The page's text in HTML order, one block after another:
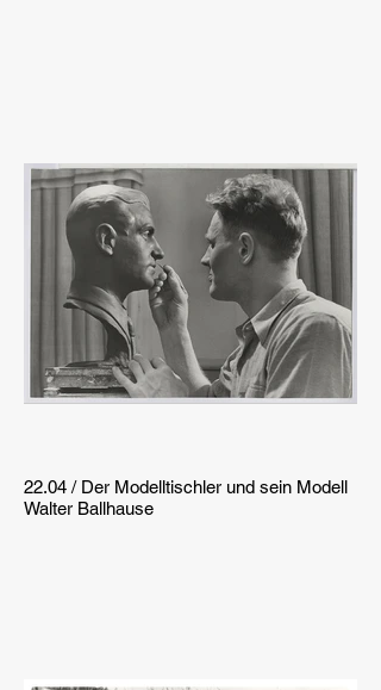
22.04 / Der Modelltischler und sein Modell
Walter Ballhause